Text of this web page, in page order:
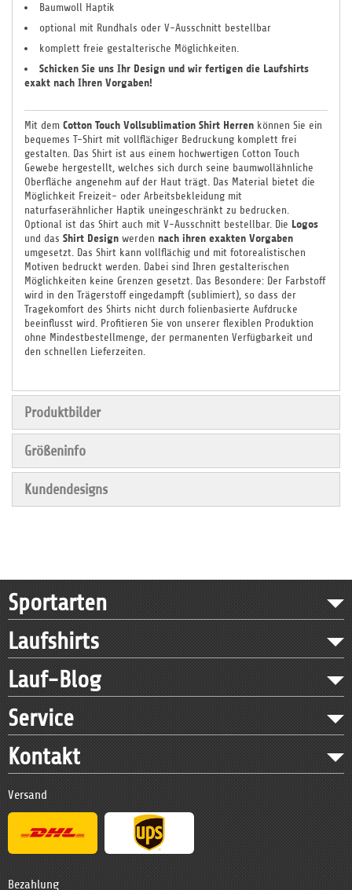
Baumwoll Haptik
optional mit Rundhals oder V-Ausschnitt bestellbar
komplett freie gestalterische Möglichkeiten.
Schicken Sie uns Ihr Design und wir fertigen die Laufshirts
exakt nach Ihren Vorgaben!
Mit dem Cotton Touch Vollsublimation Shirt Herren können Sie ein
bequemes T-Shirt mit vollflächiger Bedruckung komplett frei
gestalten. Das Shirt ist aus einem hochwertigen Cotton Touch
Gewebe hergestellt, welches sich durch seine baumwollähnliche
Oberfläche angenehm auf der Haut trägt. Das Material bietet die
Möglichkeit Freizeit- oder Arbeitsbekleidung mit
naturfaserähnlicher Haptik uneingeschränkt zu bedrucken.
Optional ist das Shirt auch mit V-Ausschnitt bestellbar. Die Logos
und das Shirt Design werden nach ihren exakten Vorgaben
umgesetzt. Das Shirt kann vollflächig und mit fotorealistischen
Motiven bedruckt werden. Dabei sind Ihren gestalterischen
Möglichkeiten keine Grenzen gesetzt. Das Besondere: Der Farbstoff
wird in den Trägerstoff eingedampft (sublimiert), so dass der
Tragekomfort des Shirts nicht durch folienbasierte Aufdrucke
beeinflusst wird. Profitieren Sie von unserer flexiblen Produktion
ohne Mindestbestellmenge, der permanenten Verfügbarkeit und
den schnellen Lieferzeiten.
Produktbilder
Größeninfo
Kundendesigns
Sportarten
Laufshirts
Lauf-Blog
Service
Kontakt
Versand
Bezahlung